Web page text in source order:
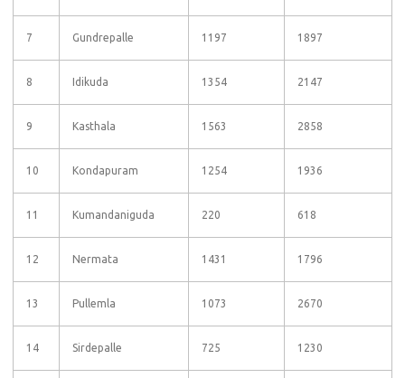
7 Gundrepalle 1197 1897
8 Idikuda 1354 2147
9 Kasthala 1563 2858
10 Kondapuram 1254 1936
11 Kumandaniguda 220 618
12 Nermata 1431 1796
13 Pullemla 1073 2670
14 Sirdepalle 725 1230